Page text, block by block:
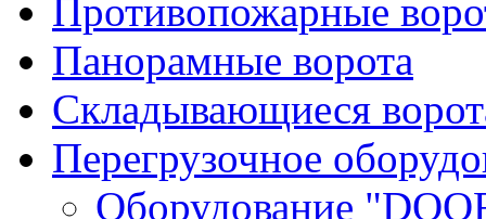
Противопожарные
Панорамные ворота
Складывающиеся
Перегрузочное
Оборудование